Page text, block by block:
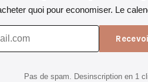
quoi pour economiser. Le
Pas de spam. Desinscription en 1